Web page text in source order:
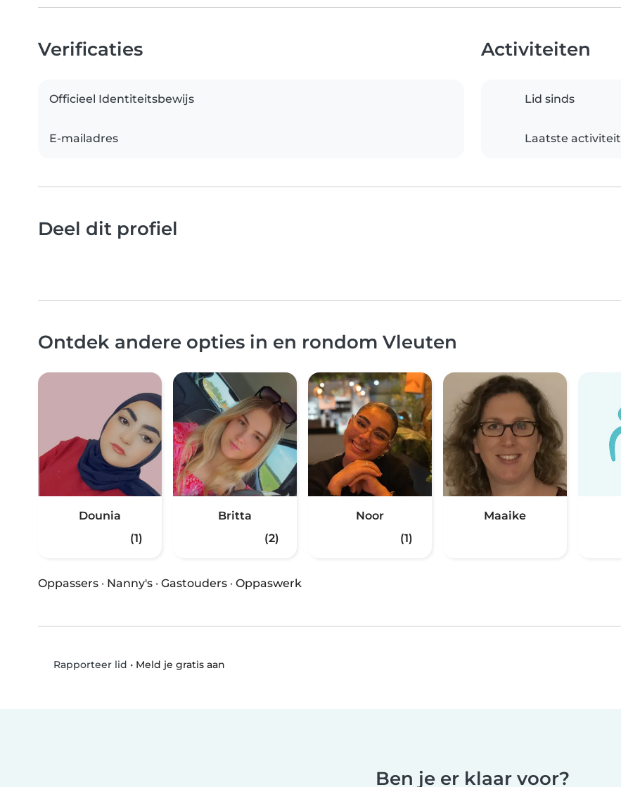
Verificaties
Officieel Identiteitsbewijs
E-mailadres
Activiteiten
Lid sinds
Laatste activiteit
Deel dit profiel
Ontdek andere opties in en rondom Vleuten
Dounia
(1)
Britta
(2)
Noor
(1)
Maaike
Oppassers · Nanny's · Gastouders · Oppaswerk
Rapporteer lid • Meld je gratis aan
Ben je er klaar voor?